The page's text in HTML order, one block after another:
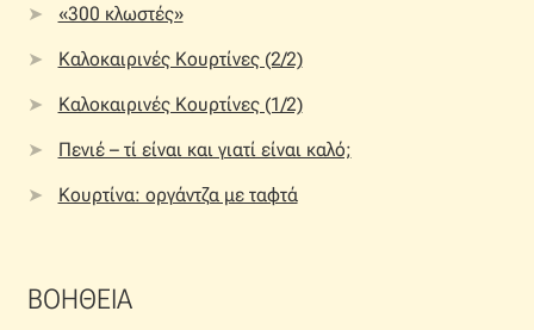
«300 κλωστές»
Καλοκαιρινές Κουρτίνες (2/2)
Καλοκαιρινές Κουρτίνες (1/2)
Πενιέ – τί είναι και γιατί είναι καλό;
Κουρτίνα: οργάντζα με ταφτά
ΒΟΗΘΕΙΑ